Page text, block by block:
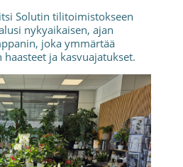
Solutin tilitoimistokseen
nykyaikaisen, ajan
joka ymmärtää
ja kasvuajatukset.